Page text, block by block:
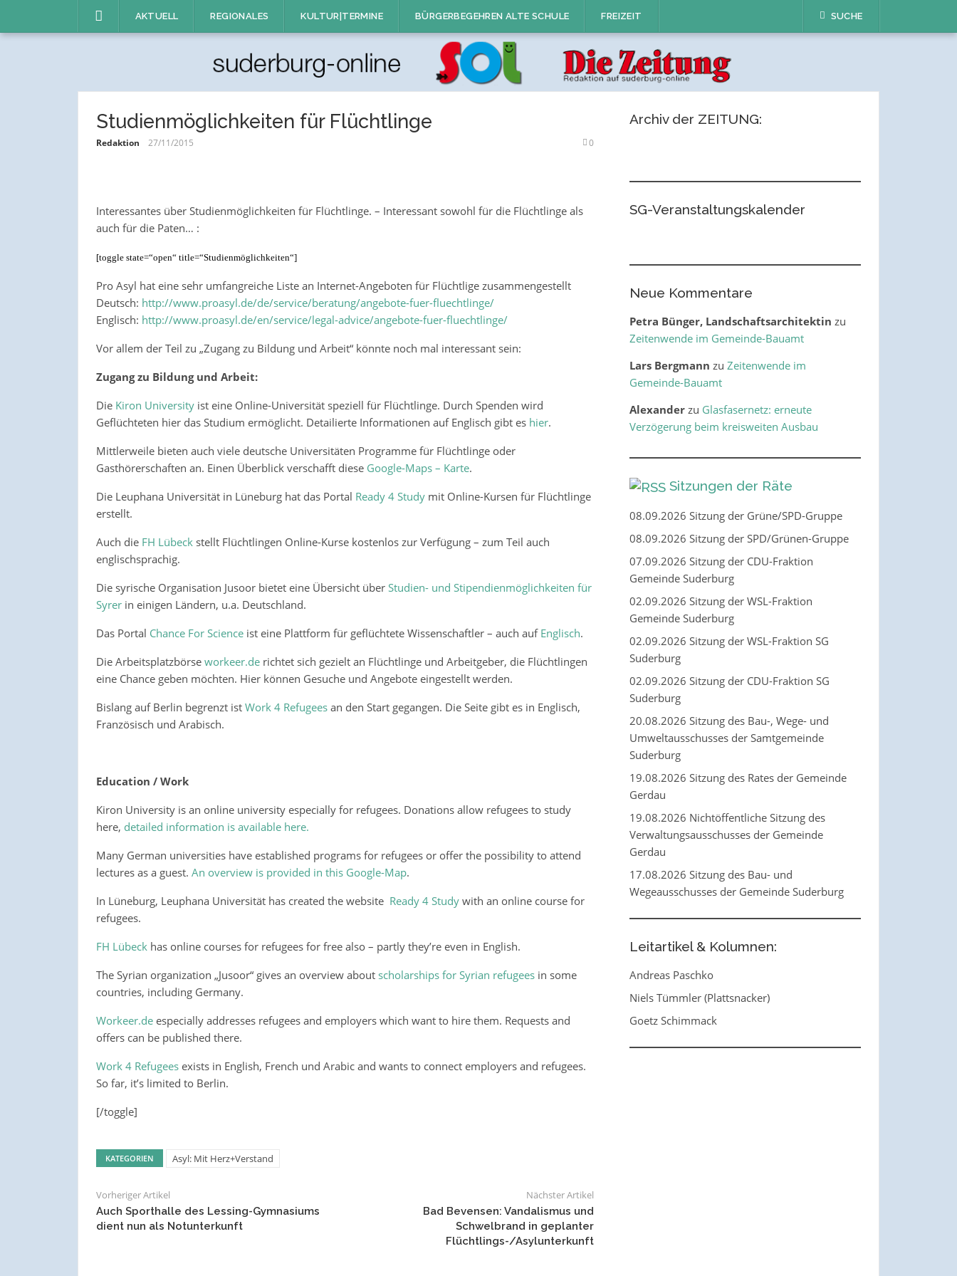
AKTUELL REGIONALES KULTUR|TERMINE BÜRGERBEGEHREN ALTE SCHULE FREIZEIT SUCHE
Studienmöglichkeiten für Flüchtlinge
Redaktion 27/11/2015 0
Interessantes über Studienmöglichkeiten für Flüchtlinge. – Interessant sowohl für die Flüchtlinge als
auch für die Paten… :
[toggle state=“open“ title=“Studienmöglichkeiten“]
Pro Asyl hat eine sehr umfangreiche Liste an Internet-Angeboten für Flüchtlige zusammengestellt
Deutsch: http://www.proasyl.de/de/service/beratung/angebote-fuer-fluechtlinge/
Englisch: http://www.proasyl.de/en/service/legal-advice/angebote-fuer-fluechtlinge/
Vor allem der Teil zu „Zugang zu Bildung und Arbeit“ könnte noch mal interessant sein:
Zugang zu Bildung und Arbeit:
Die Kiron Universityist eine Online-Universität speziell für Flüchtlinge. Durch Spenden wird
Geflüchteten hier das Studium ermöglicht. Detailierte Informationen auf Englisch gibt es hier.
Mittlerweile bieten auch viele deutsche Universitäten Programme für Flüchtlinge oder
Gasthörerschaften an. Einen Überblick verschafft diese Google-Maps – Karte.
Die Leuphana Universität in Lüneburg hat das Portal Ready 4 Studymit Online-Kursen für Flüchtlinge
erstellt.
Auch die FH Lübeck stellt Flüchtlingen Online-Kurse kostenlos zur Verfügung – zum Teil auch
englischsprachig.
Die syrische Organisation Jusoor bietet eine Übersicht über Studien- und Stipendienmöglichkeiten für
Syrerin einigen Ländern, u.a. Deutschland.
Das Portal Chance For Scienceist eine Plattform für geflüchtete Wissenschaftler – auch auf Englisch.
Die Arbeitsplatzbörse workeer.derichtet sich gezielt an Flüchtlinge und Arbeitgeber, die Flüchtlingen
eine Chance geben möchten. Hier können Gesuche und Angebote eingestellt werden.
Bislang auf Berlin begrenzt ist Work 4 Refugeesan den Start gegangen. Die Seite gibt es in Englisch,
Französisch und Arabisch.
Education / Work
Kiron University is an online university especially for refugees. Donations allow refugees to study
here, detailed information is available here.
Many German universities have established programs for refugees or offer the possibility to attend
lectures as a guest. An overview is provided in this Google-Map.
In Lüneburg, Leuphana Universität has created the website Ready 4 Studywith an online course for
refugees.
FH Lübeck has online courses for refugees for free also – partly they’re even in English.
The Syrian organization „Jusoor“ gives an overview about scholarships for Syrian refugeesin some
countries, including Germany.
Workeer.deespecially addresses refugees and employers which want to hire them. Requests and
offers can be published there.
Work 4 Refugeesexists in English, French und Arabic and wants to connect employers and refugees.
So far, it’s limited to Berlin.
[/toggle]
KATEGORIEN Asyl: Mit Herz+Verstand
Vorheriger Artikel
Auch Sporthalle des Lessing-Gymnasiums
dient nun als Notunterkunft
Nächster Artikel
Bad Bevensen: Vandalismus und
Schwelbrand in geplanter
Flüchtlings-/Asylunterkunft
Archiv der ZEITUNG:
SG-Veranstaltungskalender
Neue Kommentare
Petra Bünger, Landschaftsarchitektin zu
Zeitenwende im Gemeinde-Bauamt
Lars Bergmann zu Zeitenwende im
Gemeinde-Bauamt
Alexanderzu Glasfasernetz: erneute
Verzögerung beim kreisweiten Ausbau
Sitzungen der Räte
08.09.2026 Sitzung der Grüne/SPD-Gruppe
08.09.2026 Sitzung der SPD/Grünen-Gruppe
07.09.2026 Sitzung der CDU-Fraktion
Gemeinde Suderburg
02.09.2026 Sitzung der WSL-Fraktion
Gemeinde Suderburg
02.09.2026 Sitzung der WSL-Fraktion SG
Suderburg
02.09.2026 Sitzung der CDU-Fraktion SG
Suderburg
20.08.2026 Sitzung des Bau-, Wege- und
Umweltausschusses der Samtgemeinde
Suderburg
19.08.2026 Sitzung des Rates der Gemeinde
Gerdau
19.08.2026 Nichtöffentliche Sitzung des
Verwaltungsausschusses der Gemeinde
Gerdau
17.08.2026 Sitzung des Bau- und
Wegeausschusses der Gemeinde Suderburg
Leitartikel & Kolumnen:
Andreas Paschko
Niels Tümmler (Plattsnacker)
Goetz Schimmack